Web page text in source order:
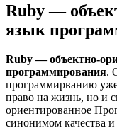
Ruby —
язык
Ruby — объектно-
программирования.
программирванию уже
право на жизнь, но и
ориентированное
синонимом качества